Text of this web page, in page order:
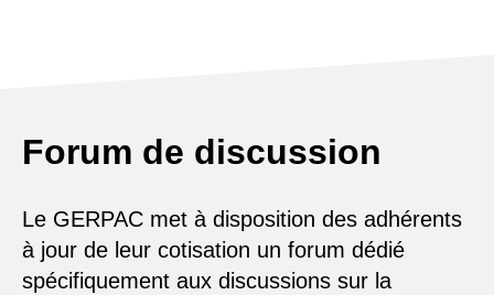
Forum de discussion
Le GERPAC met à disposition des adhérents
à jour de leur cotisation un forum dédié
spécifiquement aux discussions sur la